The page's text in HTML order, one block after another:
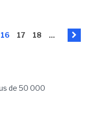
16 17 18 ...
de 50 000